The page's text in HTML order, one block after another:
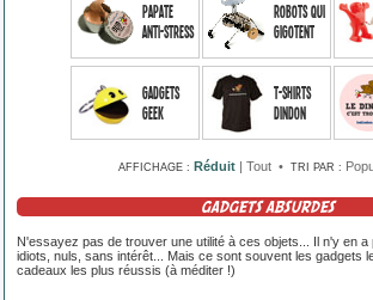
Papate
anti-stress
Robots qui
gigotent
Gadgets
geek
T-shirts
Dindon
AFFICHAGE : Réduit | Tout • TRI PAR :
GADGETS ABSURDES
N'essayez pas de trouver une utilité à ces objets... Il n'y en a
idiots, nuls, sans intérêt... Mais ce sont souvent les gadgets
cadeaux les plus réussis (à méditer !)